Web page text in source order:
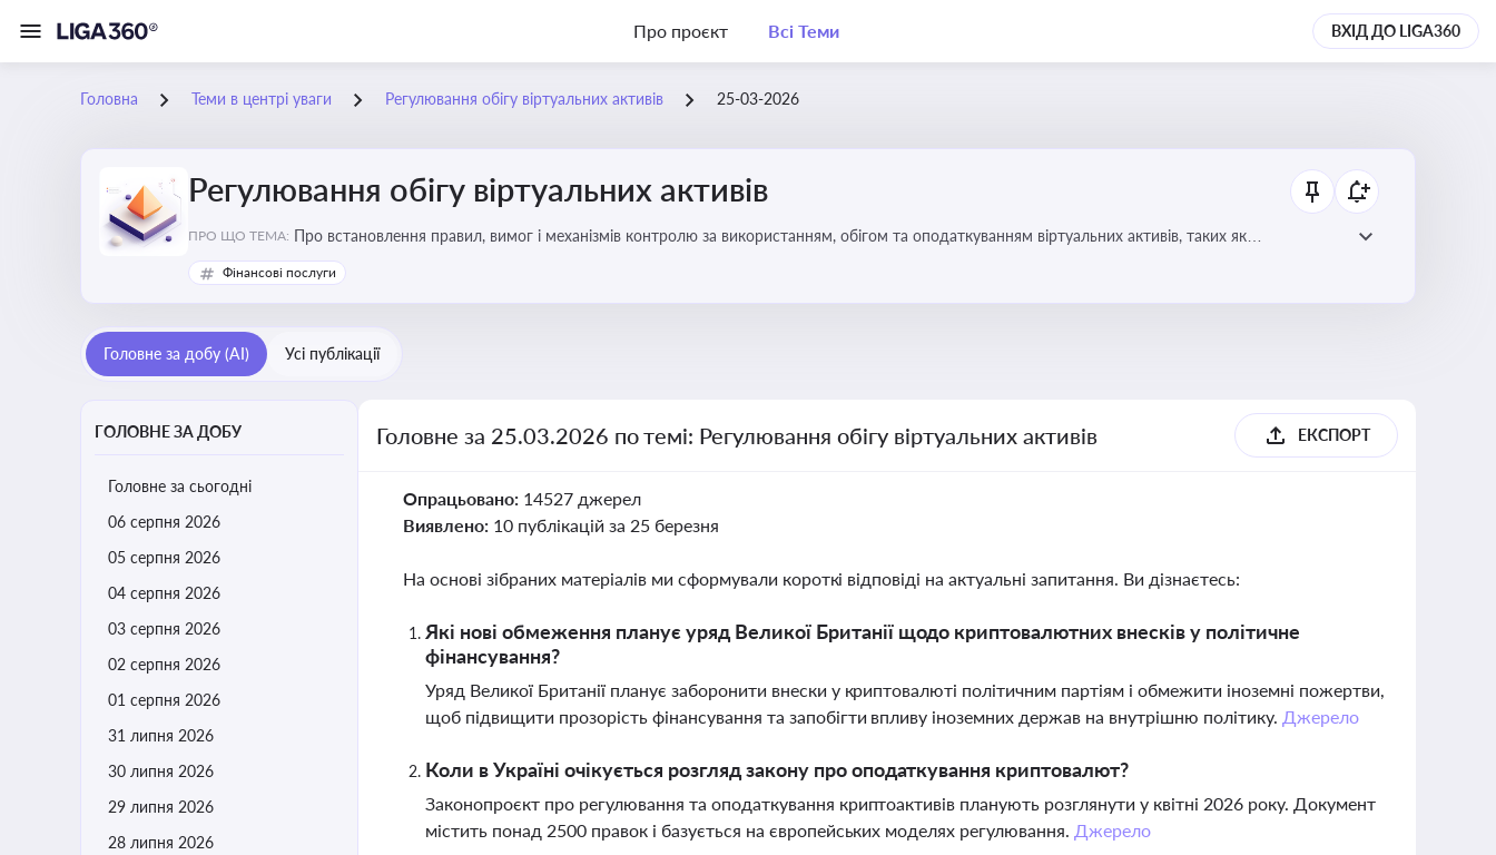
Про проєкт Всі Теми ВХІД ДО LIGA360
Головна Теми в центрі уваги Регулювання обігу віртуальних активів 25-03-2026
Регулювання обігу віртуальних активів
ПРО ЩО ТЕМА: Про встановлення правил, вимог і механізмів контролю за використанням, обігом та оподаткуванням віртуальних активів, таких як
криптовалюти
Фінансові послуги
Головне за добу (AI) Усі публікації
ГОЛОВНЕ ЗА ДОБУ
Головне за сьогодні
06 серпня 2026
05 серпня 2026
04 серпня 2026
03 серпня 2026
02 серпня 2026
01 серпня 2026
31 липня 2026
30 липня 2026
29 липня 2026
28 липня 2026
Головне за 25.03.2026 по темі: Регулювання обігу віртуальних активів ЕКСПОРТ
Опрацьовано: 14527 джерел
Виявлено: 10 публікацій за 25 березня
На основі зібраних матеріалів ми сформували короткі відповіді на актуальні запитання. Ви дізнаєтесь:
Які нові обмеження планує уряд Великої Британії щодо криптовалютних внесків у політичне
фінансування?
Уряд Великої Британії планує заборонити внески у криптовалюті політичним партіям і обмежити іноземні пожертви,
щоб підвищити прозорість фінансування та запобігти впливу іноземних держав на внутрішню політику. Джерело
Коли в Україні очікується розгляд закону про оподаткування криптовалют?
Законопроєкт про регулювання та оподаткування криптоактивів планують розглянути у квітні 2026 року. Документ
містить понад 2500 правок і базується на європейських моделях регулювання. Джерело